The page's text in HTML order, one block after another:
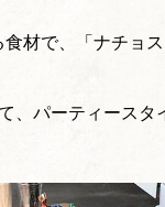
材で、「ナチョ
、パーティースタ